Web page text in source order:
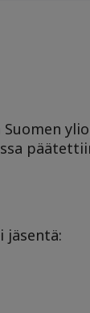
jäsentä: